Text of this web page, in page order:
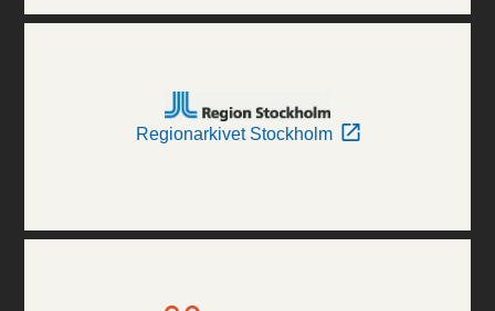
Regionarkivet Stockholm